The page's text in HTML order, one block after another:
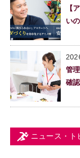
【
い
管
確
ニュース・ト